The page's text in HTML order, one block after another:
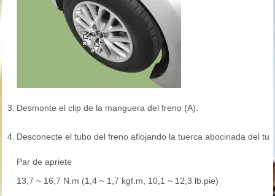
3. Desmonte el clip de la manguera del freno (A).
4. Desconecte el tubo del freno aflojando la tuerca abocinada del
Par de apriete
13,7 ~ 16,7 N.m (1,4 ~ 1,7 kgf.m, 10,1 ~ 12,3 lb.pie)